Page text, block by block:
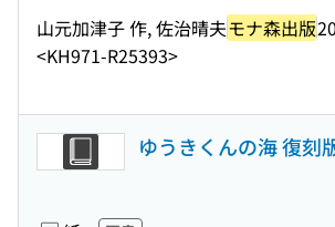
山元加津子 作, 佐治晴夫モナ森出版
<KH971-R25393>
ゆうきくんの海 復刻